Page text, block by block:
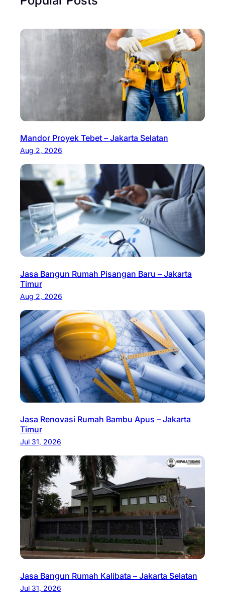
Mandor Proyek Tebet – Jakarta Selatan
Aug 2, 2026
Jasa Bangun Rumah Pisangan Baru – Jakarta
Timur
Aug 2, 2026
Jasa Renovasi Rumah Bambu Apus – Jakarta
Timur
Jul 31, 2026
Jasa Bangun Rumah Kalibata – Jakarta Selatan
Jul 31, 2026